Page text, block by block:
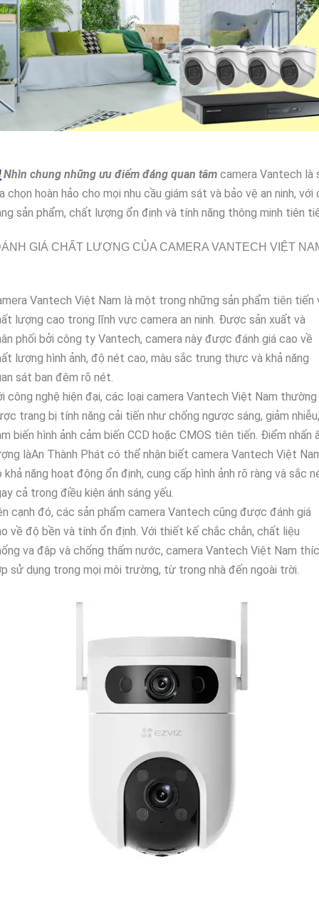
Nhìn chung những ưu điểm đáng quan tâm camera Vantech là
chọn hoàn hảo cho mọi nhu cầu giám sát và bảo vệ an ninh, với
sản phẩm, chất lượng ổn định và tính năng thông minh tiên
GIÁ CHẤT LƯỢNG CỦA CAMERA VANTECH VIỆT
Vantech Việt Nam là một trong những sản phẩm tiên tiến
lượng cao trong lĩnh vực camera an ninh. Được sản xuất và
phối bởi công ty Vantech, camera này được đánh giá cao về
lượng hình ảnh, độ nét cao, màu sắc trung thực và khả năng
sát ban đêm rõ nét.
công nghệ hiện đại, các loại camera Vantech Việt Nam thường
trang bị tính năng cải tiến như chống ngược sáng, giảm nhiễu,
biến hình ảnh cảm biến CCD hoặc CMOS tiên tiến. Điểm nhấn
làAn Thành Phát có thể nhận biết camera Vantech Việt
khả năng hoạt động ổn định, cung cấp hình ảnh rõ ràng và sắc
cả trong điều kiện ánh sáng yếu.
cạnh đó, các sản phẩm camera Vantech cũng được đánh giá
về độ bền và tính ổn định. Với thiết kế chắc chắn, chất liệu
va đập và chống thấm nước, camera Vantech Việt Nam
sử dụng trong mọi môi trường, từ trong nhà đến ngoài trời.